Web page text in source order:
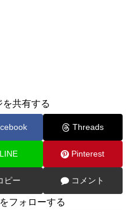
を共有する
Threads
LINE Pinterest
ピー コメント
フォローする